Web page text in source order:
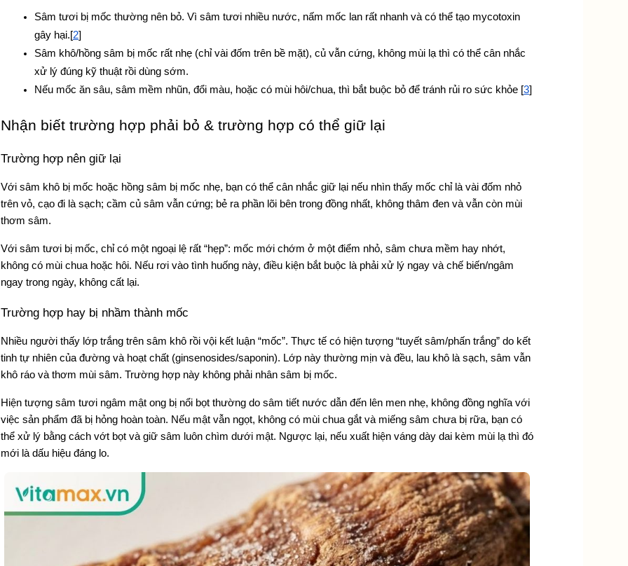
Sâm tươi bị mốc thường nên bỏ. Vì sâm tươi nhiều nước, nấm mốc lan rất nhanh và có thể tạo mycotoxin
gây hại.[2]
Sâm khô/hồng sâm bị mốc rất nhẹ (chỉ vài đốm trên bề mặt), củ vẫn cứng, không mùi lạ thì có thể cân nhắc
xử lý đúng kỹ thuật rồi dùng sớm.
Nếu mốc ăn sâu, sâm mềm nhũn, đổi màu, hoặc có mùi hôi/chua, thì bắt buộc bỏ để tránh rủi ro sức khỏe [3]
Nhận biết trường hợp phải bỏ & trường hợp có thể giữ lại
Trường hợp nên giữ lại
Với sâm khô bị mốc hoặc hồng sâm bị mốc nhẹ, bạn có thể cân nhắc giữ lại nếu nhìn thấy mốc chỉ là vài đốm nhỏ
trên vỏ, cạo đi là sạch; cầm củ sâm vẫn cứng; bẻ ra phần lõi bên trong đồng nhất, không thâm đen và vẫn còn mùi
thơm sâm.
Với sâm tươi bị mốc, chỉ có một ngoại lệ rất “hẹp”: mốc mới chớm ở một điểm nhỏ, sâm chưa mềm hay nhớt,
không có mùi chua hoặc hôi. Nếu rơi vào tình huống này, điều kiện bắt buộc là phải xử lý ngay và chế biến/ngâm
ngay trong ngày, không cất lại.
Trường hợp hay bị nhầm thành mốc
Nhiều người thấy lớp trắng trên sâm khô rồi vội kết luận “mốc”. Thực tế có hiện tượng “tuyết sâm/phấn trắng” do kết
tinh tự nhiên của đường và hoạt chất (ginsenosides/saponin). Lớp này thường mịn và đều, lau khô là sạch, sâm vẫn
khô ráo và thơm mùi sâm. Trường hợp này không phải nhân sâm bị mốc.
Hiện tượng sâm tươi ngâm mật ong bị nổi bọt thường do sâm tiết nước dẫn đến lên men nhẹ, không đồng nghĩa với
việc sản phẩm đã bị hỏng hoàn toàn. Nếu mật vẫn ngọt, không có mùi chua gắt và miếng sâm chưa bị rữa, bạn có
thể xử lý bằng cách vớt bọt và giữ sâm luôn chìm dưới mật. Ngược lại, nếu xuất hiện váng dày dai kèm mùi lạ thì đó
mới là dấu hiệu đáng lo.